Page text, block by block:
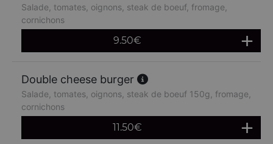
Salade, tomates, oignons, steak de boeuf, fromage,
cornichons
9.50€
Double cheese burger
Salade, tomates, oignons, steak de boeuf 150g, fromage,
cornichons
11.50€